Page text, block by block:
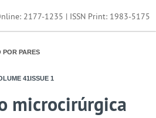
2177-1235 | ISSN Print: 1983-5175
POR PARES
41ISSUE 1
microcirúrgica